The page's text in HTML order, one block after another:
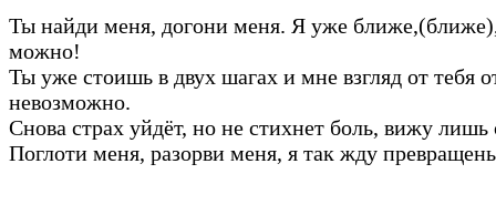
Ты найди меня, догони меня. Я уже
можно!
Ты уже стоишь в двух шагах и мне взгляд от тебя
невозможно.
Снова страх уйдёт, но не стихнет боль, вижу лишь
Поглоти меня, разорви меня, я так жду